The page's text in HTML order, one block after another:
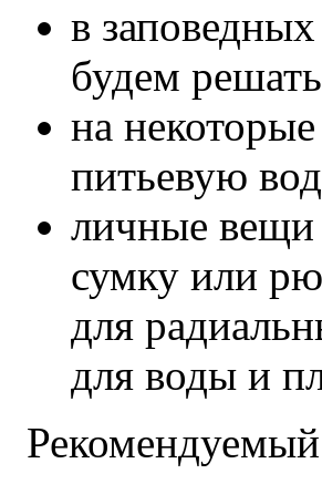
в
будем
на
питьевую
личные вещи
сумку или
для
для воды и